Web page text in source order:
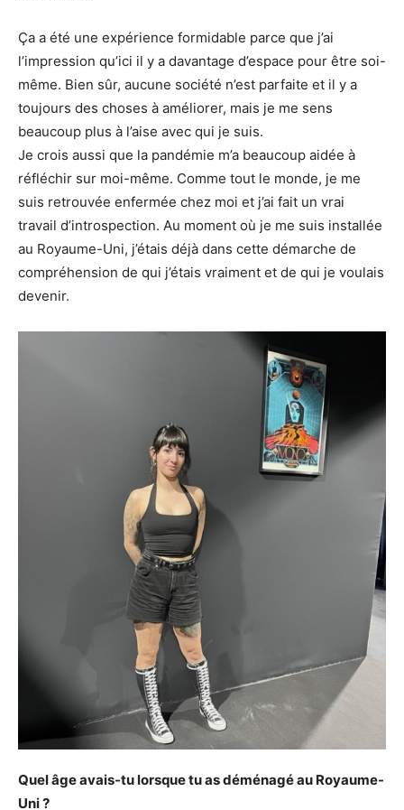
Ça a été une expérience formidable parce que j’ai
l’impression qu’ici il y a davantage d’espace pour être soi-
même. Bien sûr, aucune société n’est parfaite et il y a
toujours des choses à améliorer, mais je me sens
beaucoup plus à l’aise avec qui je suis.
Je crois aussi que la pandémie m’a beaucoup aidée à
réfléchir sur moi-même. Comme tout le monde, je me
suis retrouvée enfermée chez moi et j’ai fait un vrai
travail d’introspection. Au moment où je me suis installée
au Royaume-Uni, j’étais déjà dans cette démarche de
compréhension de qui j’étais vraiment et de qui je voulais
devenir.
Quel âge avais-tu lorsque tu as déménagé au Royaume-
Uni ?